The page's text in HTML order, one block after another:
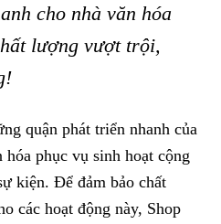
cho nhà văn hóa
lượng vượt trội,
quận phát triển nhanh của
phục vụ sinh hoạt cộng
kiện. Để đảm bảo chất
các hoạt động này, Shop